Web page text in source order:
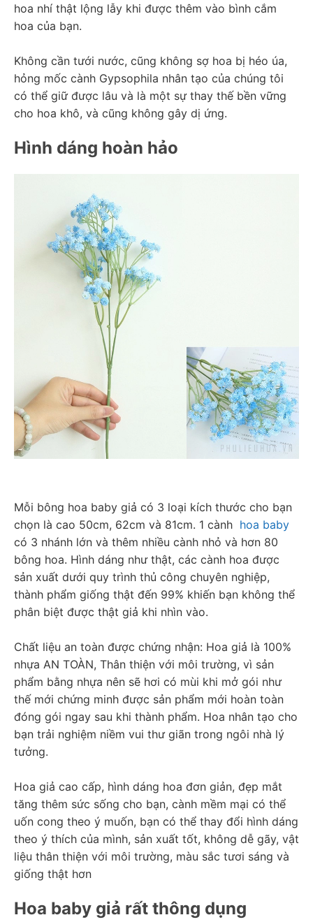
hoa nhí thật lộng lẫy khi được thêm vào bình cắm
hoa của bạn.
Không cần tưới nước, cũng không sợ hoa bị héo úa,
hỏng mốc cành Gypsophila nhân tạo của chúng tôi
có thể giữ được lâu và là một sự thay thế bền vững
cho hoa khô, và cũng không gây dị ứng.
Hình dáng hoàn hảo
Mỗi bông hoa baby giả có 3 loại kích thước cho bạn
chọn là cao 50cm, 62cm và 81cm. 1 cành hoa baby
có 3 nhánh lớn và thêm nhiều cành nhỏ và hơn 80
bông hoa. Hình dáng như thật, các cành hoa được
sản xuất dưới quy trình thủ công chuyên nghiệp,
thành phẩm giống thật đến 99% khiến bạn không thể
phân biệt được thật giả khi nhìn vào.
Chất liệu an toàn được chứng nhận: Hoa giả là 100%
nhựa AN TOÀN, Thân thiện với môi trường, vì sản
phẩm bằng nhựa nên sẽ hơi có mùi khi mở gói như
thế mới chứng minh được sản phẩm mới hoàn toàn
đóng gói ngay sau khi thành phẩm. Hoa nhân tạo cho
bạn trải nghiệm niềm vui thư giãn trong ngôi nhà lý
tưởng.
Hoa giả cao cấp, hình dáng hoa đơn giản, đẹp mắt
tăng thêm sức sống cho bạn, cành mềm mại có thể
uốn cong theo ý muốn, bạn có thể thay đổi hình dáng
theo ý thích của mình, sản xuất tốt, không dễ gãy, vật
liệu thân thiện với môi trường, màu sắc tươi sáng và
giống thật hơn
Hoa baby giả rất thông dụng